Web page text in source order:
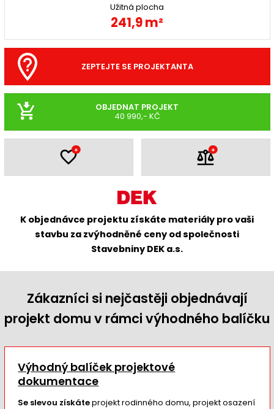
Užitná plocha
241,9 m²
ZEPTEJTE SE PROJEKTANTA
OBJEDNAT PROJEKT
40 990,- KČ
+ +
K objednávce projektu získáte materiály pro vaši
stavbu za zvýhodněné ceny od společnosti
Stavebniny DEK a.s.
Zákazníci si nejčastěji objednávají
projekt domu v rámci výhodného balíčku
Výhodný balíček projektové
dokumentace
Se slevou získáteprojekt rodinného domu, projekt osazení